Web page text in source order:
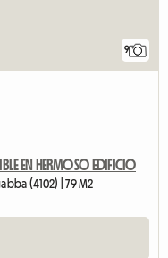
9
EN HERMOSO EDIFICIO
(4102) | 79 M2